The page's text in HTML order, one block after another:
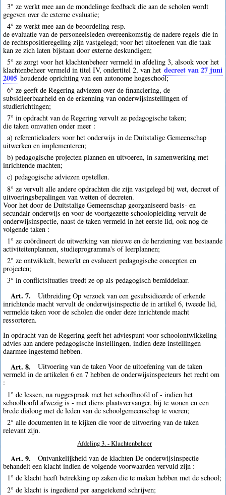
3° ze werkt mee aan de mondelinge feedback die aan de scholen wordt
gegeven over de externe evaluatie;
4° ze werkt mee aan de beoordeling resp.
de evaluatie van de personeelsleden overeenkomstig de nadere regels die in
de rechtspositieregeling zijn vastgelegd; voor het uitoefenen van die taak
kan ze zich laten bijstaan door externe deskundigen;
5° ze zorgt voor het klachtenbeheer vermeld in afdeling 3, alsook voor het
klachtenbeheer vermeld in titel IV, ondertitel 2, van het decreet van 27 juni
2005 houdende oprichting van een autonome hogeschool;
6° ze geeft de Regering adviezen over de financiering, de
subsidieerbaarheid en de erkenning van onderwijsinstellingen of
studierichtingen;
7° in opdracht van de Regering vervult ze pedagogische taken;
die taken omvatten onder meer :
a) referentiekaders voor het onderwijs in de Duitstalige Gemeenschap
uitwerken en implementeren;
b) pedagogische projecten plannen en uitvoeren, in samenwerking met
inrichtende machten;
c) pedagogische adviezen opstellen.
8° ze vervult alle andere opdrachten die zijn vastgelegd bij wet, decreet of
uitvoeringsbepalingen van wetten of decreten.
Voor het door de Duitstalige Gemeenschap georganiseerd basis- en
secundair onderwijs en voor de voortgezette schoolopleiding vervult de
onderwijsinspectie, naast de taken vermeld in het eerste lid, ook nog de
volgende taken :
1° ze coördineert de uitwerking van nieuwe en de herziening van bestaande
activiteitenplannen, studieprogramma's of leerplannen;
2° ze ontwikkelt, bewerkt en evalueert pedagogische concepten en
projecten;
3° in conflictsituaties treedt ze op als pedagogisch bemiddelaar.
Art. 7.
Uitbreiding Op verzoek van een gesubsidieerde of erkende
inrichtende macht vervult de onderwijsinspectie de in artikel 6, tweede lid,
vermelde taken voor de scholen die onder deze inrichtende macht
ressorteren.
In opdracht van de Regering geeft het adviespunt voor schoolontwikkeling
advies aan andere pedagogische instellingen, indien deze instellingen
daarmee ingestemd hebben.
Art. 8.
Uitvoering van de taken Voor de uitoefening van de taken
vermeld in de artikelen 6 en 7 hebben de onderwijsinspecteurs het recht om
:
1° de lessen, na ruggespraak met het schoolhoofd of - indien het
schoolhoofd afwezig is - met diens plaatsvervanger, bij te wonen en een
brede dialoog met de leden van de schoolgemeenschap te voeren;
2° alle documenten in te kijken die voor de uitvoering van de taken
relevant zijn.
Afdeling 3. - Klachtenbeheer
Art. 9.
Ontvankelijkheid van de klachten De onderwijsinspectie
behandelt een klacht indien de volgende voorwaarden vervuld zijn :
1° de klacht heeft betrekking op zaken die te maken hebben met de school;
2° de klacht is ingediend per aangetekend schrijven;